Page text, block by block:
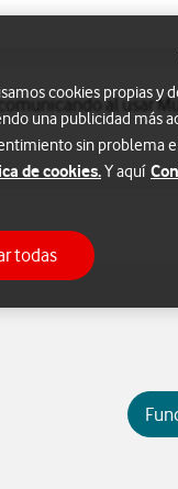
al usar
cookies propias y
una publicidad más
sin problema
de cookies.Y aquí
todas